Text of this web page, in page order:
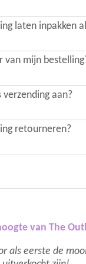
laten inpakken
van mijn
verzending aan?
retourneren?
van The
als eerste de